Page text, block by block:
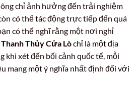
chỉ ảnh hưởng đến trải nghiệm
có thể tác động trực tiếp đến quá
có thể nghĩ rằng một nơi nghỉ
Thủy Cửa Lòchỉ là một địa
khi xét đến bối cảnh quốc tế, mỗi
mang một ý nghĩa nhất định đối với